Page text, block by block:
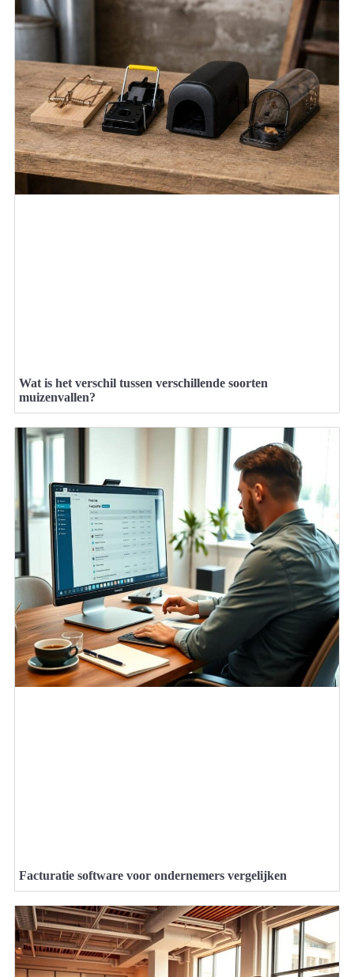
Wat is het verschil tussen verschillende soorten
muizenvallen?
Facturatie software voor ondernemers vergelijken